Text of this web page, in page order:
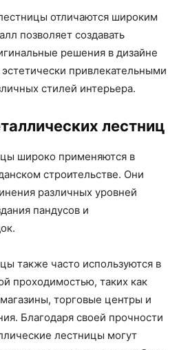
отличаются широким
позволяет создавать
решения в дизайне
привлекательными
стилей интерьера.
лестниц
широко применяются в
строительстве. Они
различных уровней
пандусов и
также часто используются в
проходимостью, таких как
торговые центры и
Благодаря своей прочности
лестницы могут